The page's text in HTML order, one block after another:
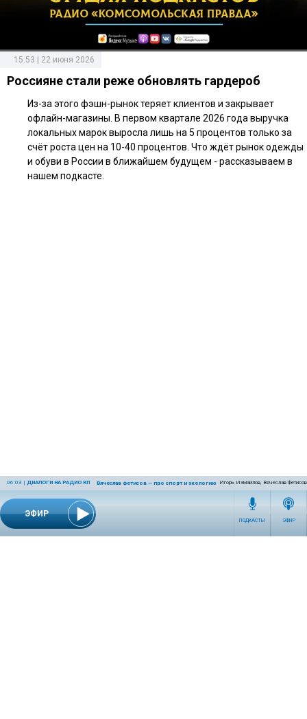
ЭФИР
06:03 | ДИАЛОГИ НА РАДИО КП Вячеслав Фетисов — про спорт и экологию Игорь Измайлов, Вячеслав Фетисов
ПОДКАСТЫ ЭФИР
15:53 | 22 июня 2026
Россияне стали реже обновлять гардероб
Из-за этого фэшн-рынок теряет клиентов и закрывает
офлайн-магазины. В первом квартале 2026 года выручка
локальных марок выросла лишь на 5 процентов только за
счёт роста цен на 10-40 процентов. Что ждёт рынок одежды
и обуви в России в ближайшем будущем - рассказываем в
нашем подкасте.